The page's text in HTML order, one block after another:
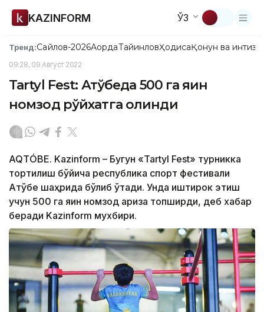
KAZINFORM ЎЗ
Тренд:Сайлов-2026АқордаТайинловҲодисаҚонун ва
09:28, 09 Август 2022
Tartyl Fest: Ақтўбеда 500 га яқин
номзод рўйхатга олинди
AQTÓBE. Kazinform – Бугун «Tartyl Fest» турникка
тортилиш бўйича республика спорт фестивали
Ақтўбе шаҳрида бўлиб ўтади. Унда иштирок этиш
учун 500 га яқин номзод ариза топширди, деб хабар
беради Kazinform мухбири.